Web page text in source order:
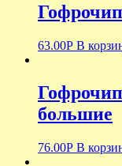
63.00Р В
большие
76.00Р В